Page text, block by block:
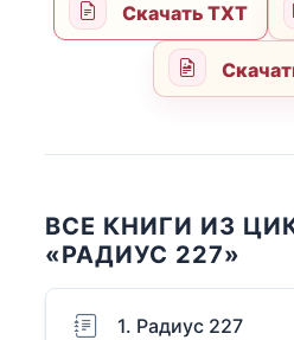
Скачать TXT
ВСЕ КНИГИ ИЗ
«РАДИУС 227»
1. Радиус 227